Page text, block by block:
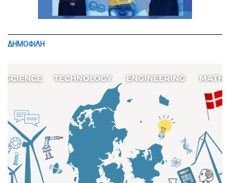
ΔΗΜΟΦΙΛΗ